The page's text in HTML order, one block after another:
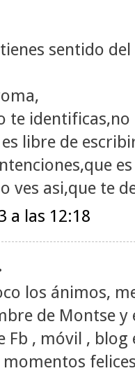
sentido
te
libre de
ves asi,que te
a las 12:18
los ánimos,
de Montse
Fb , móvil ,